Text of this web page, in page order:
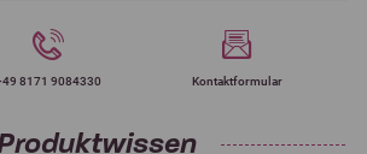
8171 9084330 Kontaktformular